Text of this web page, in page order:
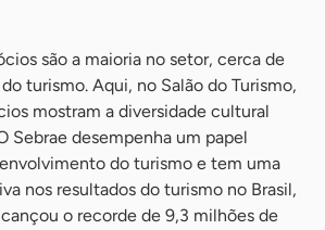
são a maioria no setor, cerca de
turismo. Aqui, no Salão do Turismo,
mostram a diversidade cultural
Sebrae desempenha um papel
do turismo e tem uma
nos resultados do turismo no Brasil,
o recorde de 9,3 milhões de